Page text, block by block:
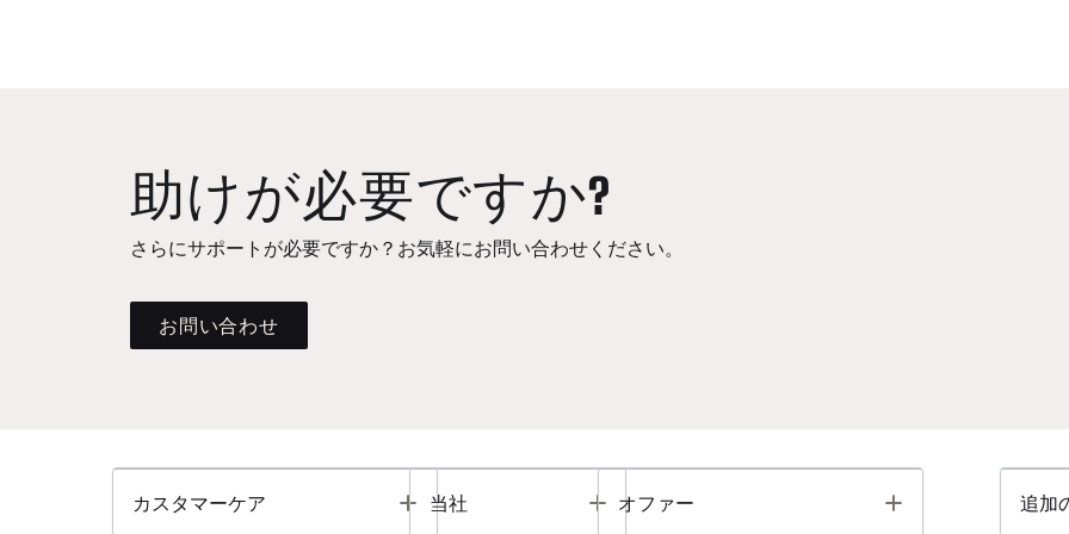
助けが必要ですか?
さらにサポートが必要ですか？お気軽にお問い合わせください。
お問い合わせ
カスタマーケア Toggle
当社 Toggle
オファー Toggle 追加